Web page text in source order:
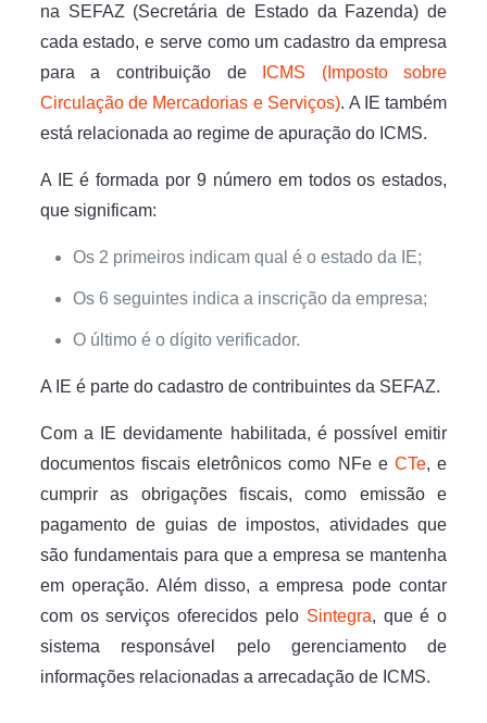
na SEFAZ (Secretária de Estado da Fazenda) de
cada estado, e serve como um cadastro da empresa
para a contribuição de
ICMS (Imposto sobre
Circulação de Mercadorias e Serviços). A IE também
está relacionada ao regime de apuração do ICMS.
A IE é formada por 9 número em todos os estados,
que significam:
Os 2 primeiros indicam qual é o estado da IE;
Os 6 seguintes indica a inscrição da empresa;
O último é o dígito verificador.
A IE é parte do cadastro de contribuintes da SEFAZ.
Com a IE devidamente habilitada, é possível emitir
documentos fiscais eletrônicos como NFe e CTe, e
cumprir as obrigações fiscais, como emissão e
pagamento de guias de impostos, atividades que
são fundamentais para que a empresa se mantenha
em operação. Além disso, a empresa pode contar
com os serviços oferecidos pelo Sintegra, que é o
sistema responsável pelo gerenciamento de
informações relacionadas a arrecadação de ICMS.